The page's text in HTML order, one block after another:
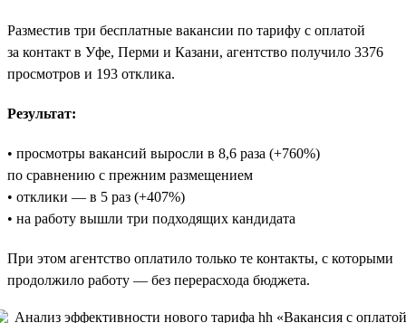
Разместив три бесплатные вакансии по тарифу с оплатой
за контакт в Уфе, Перми и Казани, агентство получило 3376
просмотров и 193 отклика.
Результат:
• просмотры вакансий выросли в 8,6 раза (+760%)
по сравнению с прежним размещением
• отклики — в 5 раз (+407%)
• на работу вышли три подходящих кандидата
При этом агентство оплатило только те контакты, с которыми
продолжило работу — без перерасхода бюджета.